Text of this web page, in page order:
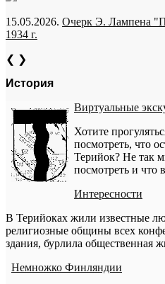
15.05.2026. Очерк Э. Лампена
1934 г.
❮ ❯
История
Виртуальные
Хотите
посмотреть, что
Терийок? Не так
посмотреть и что
Интересности
В Терийоках жили известные
религиозные общины всех
здания, бурлила общественная
Немножко Финляндии